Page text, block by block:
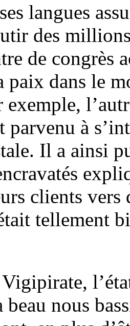
langues
des
de congrès
dans le
exemple,
parvenu à
Il a ainsi
clients vers
tellement
beau nous